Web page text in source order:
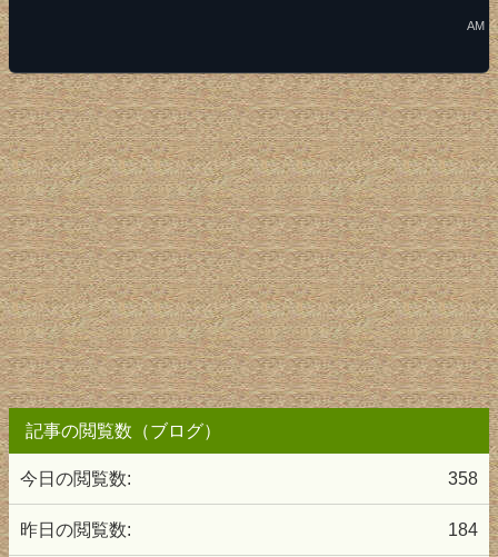
AM
記事の閲覧数（ブログ）
358
今日の閲覧数:
184
昨日の閲覧数: